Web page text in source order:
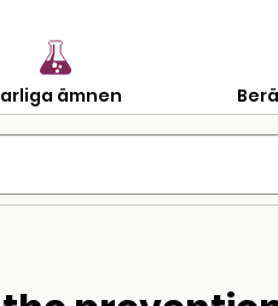
ämnen